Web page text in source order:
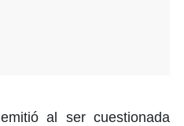
al ser cuestionada